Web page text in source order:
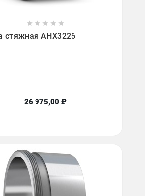
    
стяжная AHX3226
26 975,00 ₽